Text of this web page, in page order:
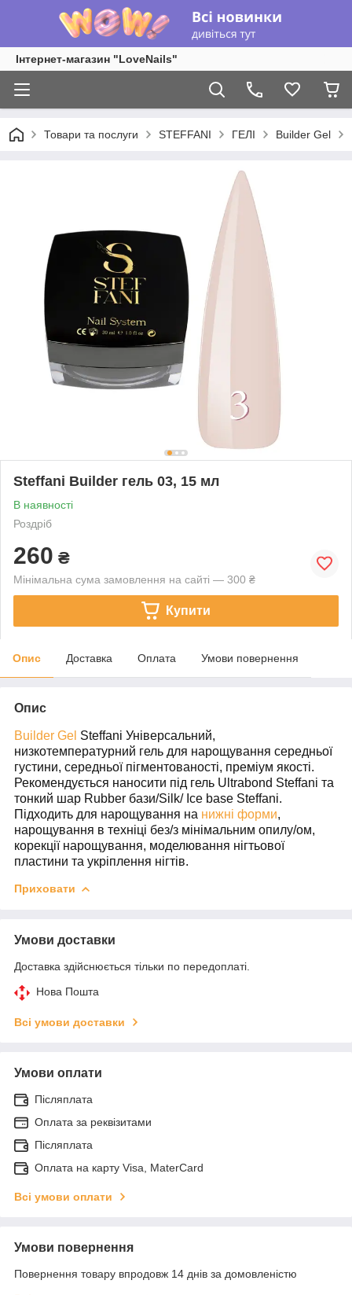
Інтернет-магазин "LoveNails"
Товари та послуги STEFFANI ГЕЛІ Builder Gel
Steffani Builder гель 03, 15 мл
В наявності
Роздріб
260 ₴
Мінімальна сума замовлення на сайті — 300 ₴
Купити
Опис Доставка Оплата Умови повернення
Опис
Builder Gel Steffani Універсальний,
низкотемпературний гель для нарощування середньої
густини, середньої пігментованості, преміум якості.
Рекомендується наносити під гель Ultrabond Steffani та
тонкий шар Rubber бази/Silk/ Ice base Steffani.
Підходить для нарощування на нижні форми,
нарощування в техніці без/з мінімальним опилу/ом,
корекції нарощування, моделювання нігтьової
пластини та укріплення нігтів.
Приховати
Умови доставки
Доставка здійснюється тільки по передоплаті.
Нова Пошта
Всі умови доставки
Умови оплати
Післяплата
Оплата за реквізитами
Післяплата
Оплата на карту Visa, MaterCard
Всі умови оплати
Умови повернення
Повернення товару впродовж 14 днів за домовленістю